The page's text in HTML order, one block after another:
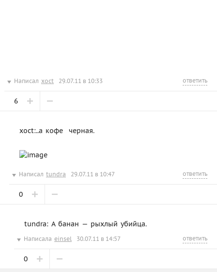
Написал xoct 29.07.11 в 10:33 ответить
6
xoct:..а кофе  черная.
Написал tundra 29.07.11 в 10:47 ответить
0
tundra: А банан — рыхлый убийца.
Написала einsel 30.07.11 в 14:57 ответить
0